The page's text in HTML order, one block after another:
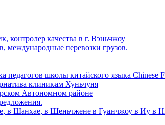
контролер качества в г. Вэньчжоу
международные перевозки грузов.
педагогов школы китайского языка
клиникам Хуньчуня
Автономном районе
в Шанхае, в Шеньчжене в Гуанчжоу в Иу в